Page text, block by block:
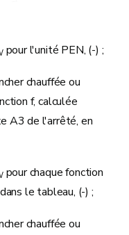
pour l'unité PEN, (-) ;
chauffée ou
f, calculée
A3 de l'arrêté, en
pour chaque fonction
le tableau, (-) ;
chauffée ou